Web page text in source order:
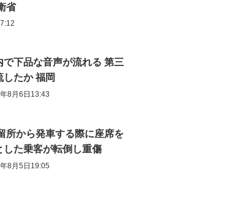
省
で下品な音声が流れる 第三
したか 福岡
8月6日13:43
所から発車する際に座席を
した乗客が転倒し重傷
8月5日19:05